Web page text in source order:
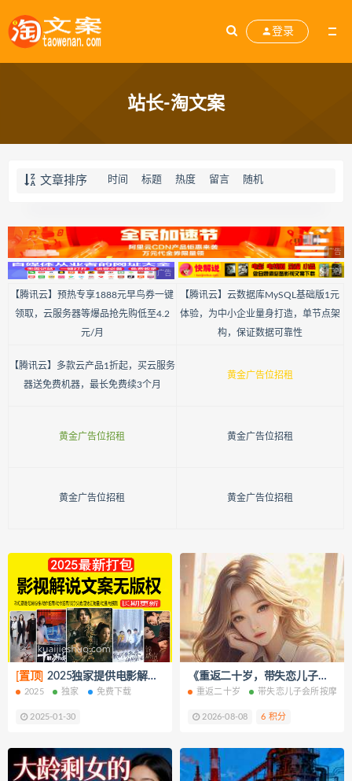
登录
站长-淘文案
文章排序 时间 标题 热度 留言 随机
【腾讯云】预热专享1888元早鸟券一键
领取，云服务器等爆品抢先购低至4.2
元/月
【腾讯云】云数据库MySQL基础版1元
体验，为中小企业量身打造，单节点架
构，保证数据可靠性
【腾讯云】多款云产品1折起，买云服务
器送免费机器，最长免费续3个月
黄金广告位招租
黄金广告位招租 黄金广告位招租
黄金广告位招租 黄金广告位招租
[置顶] 2025独家提供电影解说文案【8000+篇】打包下载（新年免费下载）
2025 独家 免费下载
2025-01-30
《重返二十岁，带失恋儿子会所按摩》小说改编短剧解说文案 全网独家下载
重返二十岁 带失恋儿子会所按摩
2026-08-08 6 积分